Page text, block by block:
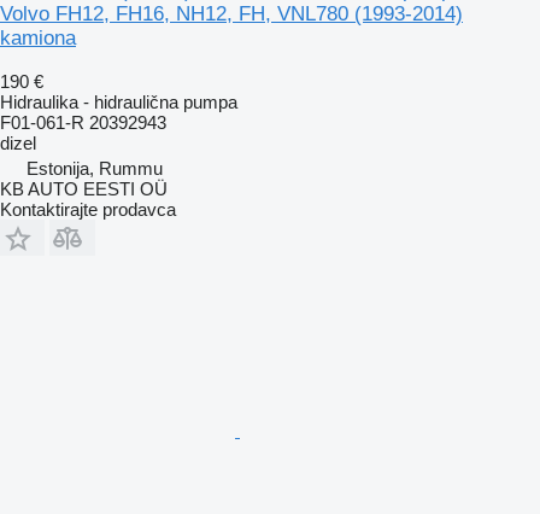
Volvo FH12, FH16, NH12, FH, VNL780 (1993-2014)
kamiona
190 €
Hidraulika - hidraulična pumpa
F01-061-R 20392943
dizel
Estonija, Rummu
KB AUTO EESTI OÜ
Kontaktirajte prodavca